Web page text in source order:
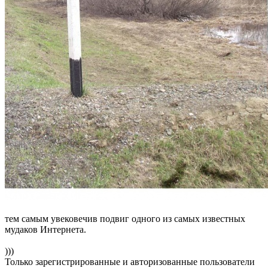
тем самым увековечив подвиг одного из самых известных
мудаков Интернета.
)))
Только зарегистрированные и авторизованные пользователи